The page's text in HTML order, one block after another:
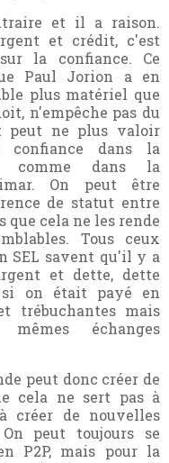
et il a raison.
et crédit, c'est
la confiance. Ce
Paul Jorion a en
plus matériel que
n'empêche pas du
peut ne plus valoir
dans la
comme dans la
On peut être
de statut entre
que cela ne les rende
Tous ceux
SEL savent qu'il y a
et dette, dette
si on était payé en
trébuchantes mais
échanges
peut donc créer de
cela ne sert pas à
créer de nouvelles
peut toujours se
P2P, mais pour la